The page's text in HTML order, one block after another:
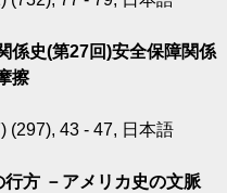
係史(第27回)安全保障関係
擦
(297), 43 - 47, 日本語
方 －アメリカ史の文脈